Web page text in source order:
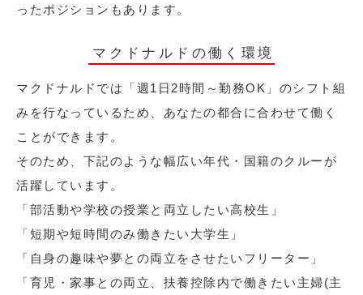
ったポジションもあります。
マクドナルドの働く環境
マクドナルドでは「週1日2時間～勤務OK」のシフト組
みを行なっているため、あなたの都合に合わせて働く
ことができます。
そのため、下記のような幅広い年代・国籍のクルーが
活躍しています。
「部活動や学校の授業と両立したい高校生」
「短期や短時間のみ働きたい大学生」
「自身の趣味や夢との両立をさせたいフリーター」
「育児・家事との両立、扶養控除内で働きたい主婦(主